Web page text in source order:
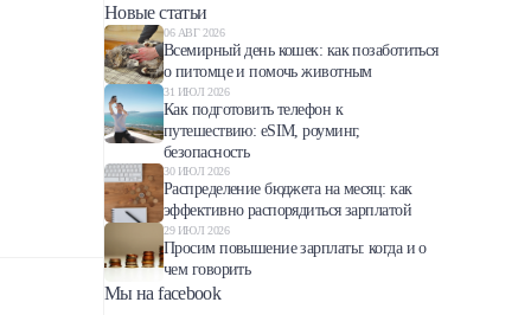
Новые статьи
06 АВГ 2026
Всемирный день кошек: как позаботиться
о питомце и помочь животным
31 ИЮЛ 2026
Как подготовить телефон к
путешествию: eSIM, роуминг,
безопасность
30 ИЮЛ 2026
Распределение бюджета на месяц: как
эффективно распорядиться зарплатой
29 ИЮЛ 2026
Просим повышение зарплаты: когда и о
чем говорить
Мы на facebook